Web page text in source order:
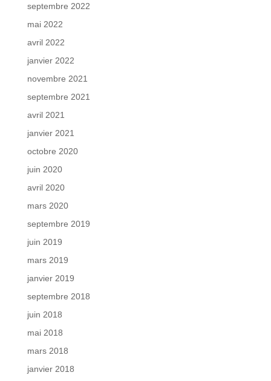
septembre 2022
mai 2022
avril 2022
janvier 2022
novembre 2021
septembre 2021
avril 2021
janvier 2021
octobre 2020
juin 2020
avril 2020
mars 2020
septembre 2019
juin 2019
mars 2019
janvier 2019
septembre 2018
juin 2018
mai 2018
mars 2018
janvier 2018